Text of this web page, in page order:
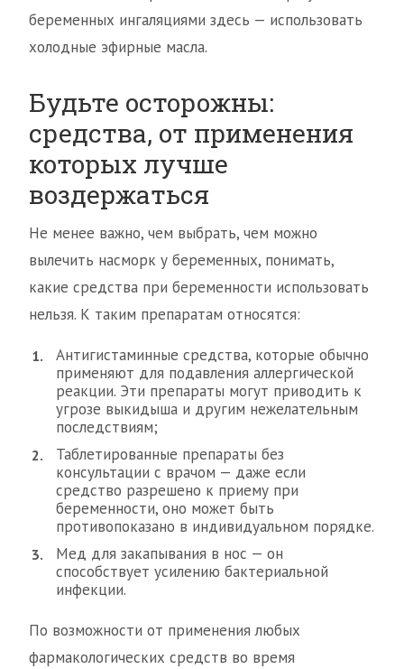
беременных ингаляциями здесь — использовать
холодные эфирные масла.
Будьте осторожны:
средства, от применения
которых лучше
воздержаться
Не менее важно, чем выбрать, чем можно
вылечить насморк у беременных, понимать,
какие средства при беременности использовать
нельзя. К таким препаратам относятся:
Антигистаминные средства, которые обычно
применяют для подавления аллергической
реакции. Эти препараты могут приводить к
угрозе выкидыша и другим нежелательным
последствиям;
Таблетированные препараты без
консультации с врачом — даже если
средство разрешено к приему при
беременности, оно может быть
противопоказано в индивидуальном порядке.
Мед для закапывания в нос — он
способствует усилению бактериальной
инфекции.
По возможности от применения любых
фармакологических средств во время